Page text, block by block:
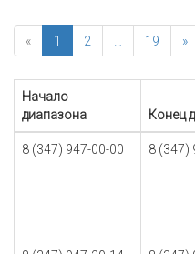
« 1 2 19 »
Начало
диапазона
Конец
8 (347) 947-00-00 8 (347)